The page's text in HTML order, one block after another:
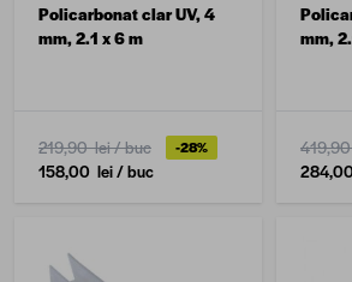
Policarbonat clar UV, 4
mm, 2.1 x 6 m
219,90 lei/ buc -28%
158,00 lei/ buc
mm,